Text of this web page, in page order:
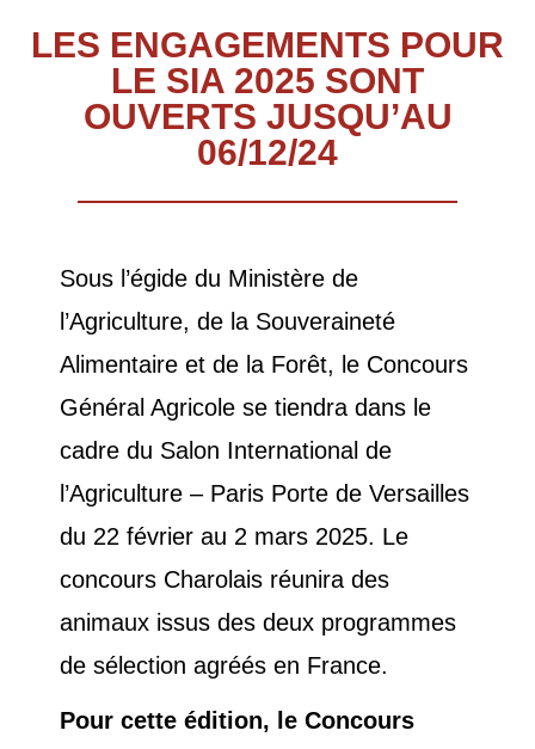
LES ENGAGEMENTS POUR
LE SIA 2025 SONT
OUVERTS JUSQU’AU
06/12/24
Sous l’égide du Ministère de
l’Agriculture, de la Souveraineté
Alimentaire et de la Forêt, le Concours
Général Agricole se tiendra dans le
cadre du Salon International de
l’Agriculture – Paris Porte de Versailles
du 22 février au 2 mars 2025. Le
concours Charolais réunira des
animaux issus des deux programmes
de sélection agréés en France.
Pour cette édition, le Concours